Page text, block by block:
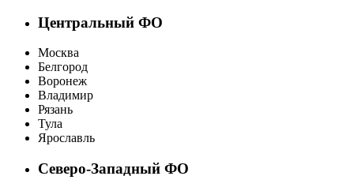
Центральный ФО
Москва
Белгород
Воронеж
Владимир
Рязань
Тула
Ярославль
Северо-Западный ФО